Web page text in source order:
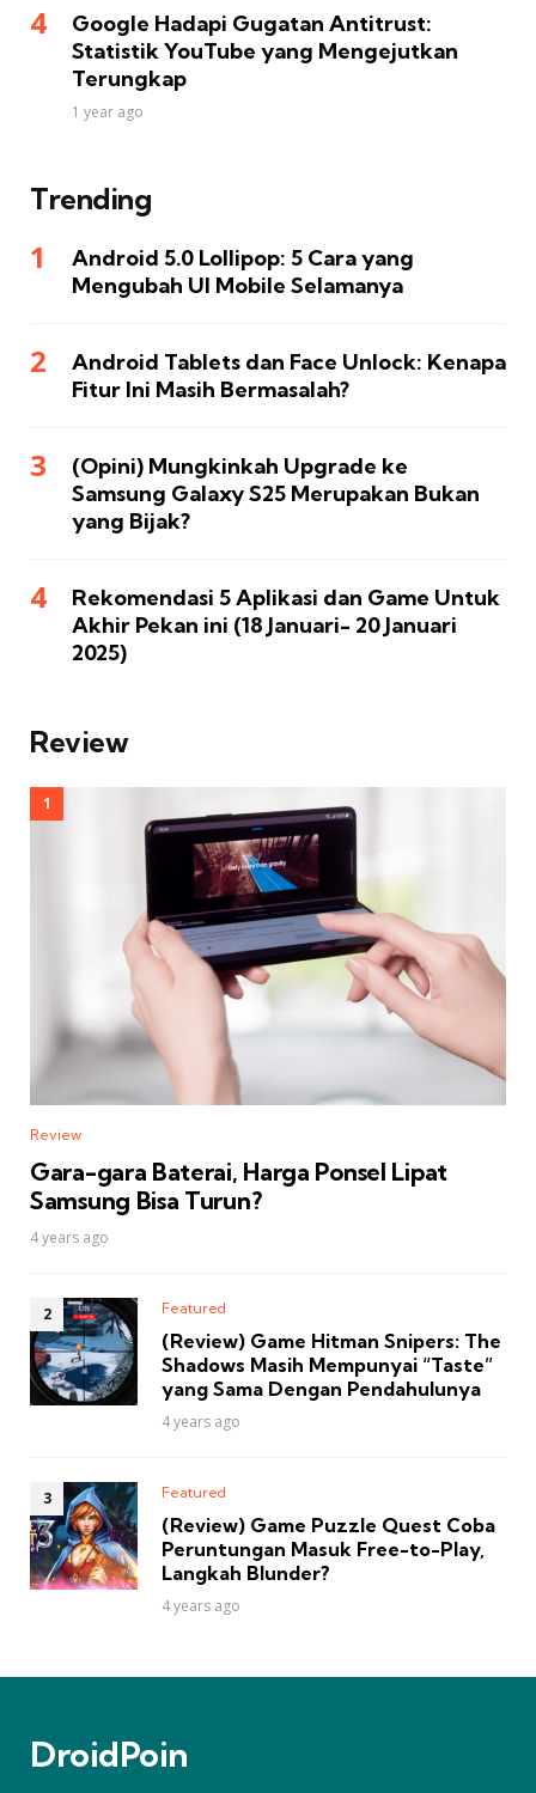
Google Hadapi Gugatan Antitrust:
Statistik YouTube yang Mengejutkan
Terungkap
1 year ago
Trending
Android 5.0 Lollipop: 5 Cara yang
Mengubah UI Mobile Selamanya
Android Tablets dan Face Unlock: Kenapa
Fitur Ini Masih Bermasalah?
(Opini) Mungkinkah Upgrade ke
Samsung Galaxy S25 Merupakan Bukan
yang Bijak?
Rekomendasi 5 Aplikasi dan Game Untuk
Akhir Pekan ini (18 Januari- 20 Januari
2025)
Review
Review
Gara-gara Baterai, Harga Ponsel Lipat
Samsung Bisa Turun?
4 years ago
Featured
(Review) Game Hitman Snipers: The
Shadows Masih Mempunyai “Taste”
yang Sama Dengan Pendahulunya
4 years ago
Featured
(Review) Game Puzzle Quest Coba
Peruntungan Masuk Free-to-Play,
Langkah Blunder?
4 years ago
DroidPoin